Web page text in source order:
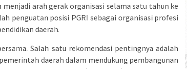
arah gerak organisasi selama satu tahun ke
penguatan posisi PGRI sebagai organisasi profesi
daerah.
Salah satu rekomendasi pentingnya adalah
daerah dalam mendukung pembangunan